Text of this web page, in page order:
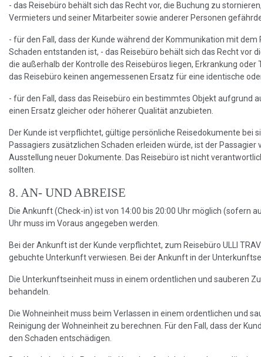
- das Reisebüro behält sich das Recht vor, die Buchung zu
Vermieters und seiner Mitarbeiter sowie anderer Personen
- für den Fall, dass der Kunde während der Kommunikation mit
Schaden entstanden ist, - das Reisebüro behält sich das Recht vor
die außerhalb der Kontrolle des Reisebüros liegen, Erkrankung
das Reisebüro keinen angemessenen Ersatz für eine identische
- für den Fall, dass das Reisebüro ein bestimmtes Objekt
einen Ersatz gleicher oder höherer Qualität anzubieten.
Der Kunde ist verpflichtet, gültige persönliche Reisedokumente bei
Passagiers zusätzlichen Schaden erleiden würde, ist der
Ausstellung neuer Dokumente. Das Reisebüro ist nicht
sollten.
8. AN- UND ABREISE
Die Ankunft (Check-in) ist von 14:00 bis 20:00 Uhr möglich (sofern
Uhr muss im Voraus angegeben werden.
Bei der Ankunft ist der Kunde verpflichtet, zum Reisebüro ULLI
gebuchte Unterkunft verwiesen. Bei der Ankunft in der
Die Unterkunftseinheit muss in einem ordentlichen und sauberen
behandeln.
Die Wohneinheit muss beim Verlassen in einem ordentlichen und
Reinigung der Wohneinheit zu berechnen. Für den Fall, dass der
den Schaden entschädigen.